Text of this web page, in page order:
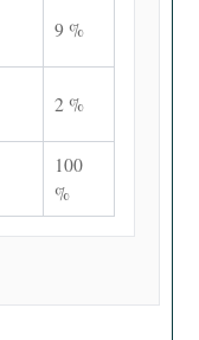
9 %
2 %
100
%